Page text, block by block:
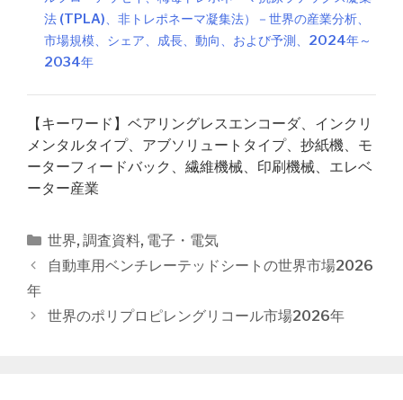
法 (TPLA)、非トレポネーマ凝集法）－世界の産業分析、
市場規模、シェア、成長、動向、および予測、2024年～
2034年
【キーワード】ベアリングレスエンコーダ、インクリ
メンタルタイプ、アブソリュートタイプ、抄紙機、モ
ーターフィードバック、繊維機械、印刷機械、エレベ
ーター産業
カ
テ
ー
世界, 調査資料, 電子・電気
投
稿
自動車用ベンチレーテッドシートの世界市場2026
年
世界のポリプロピレングリコール市場2026年